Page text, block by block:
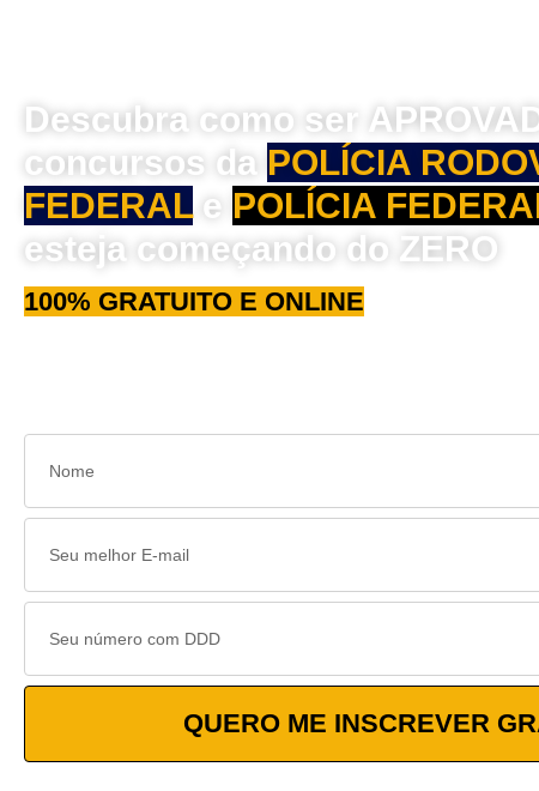
Descubra como ser
concursos da POLÍCIA
FEDERALe POLÍCIA
esteja começando do ZERO
100% GRATUITO E ONLINE
QUERO ME INSCREVER